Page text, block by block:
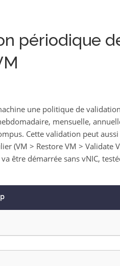
périodique
une politique de
mensuelle,
Cette validation peut
(VM > Restore VM > Validate
être démarrée sans vNIC,